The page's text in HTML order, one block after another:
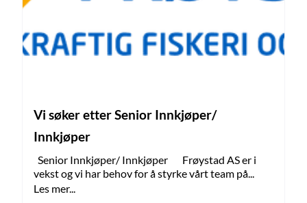
Vi søker etter Senior Innkjøper/
Innkjøper
Senior Innkjøper/ Innkjøper Frøystad AS er i
vekst og vi har behov for å styrke vårt team på...
Les mer...